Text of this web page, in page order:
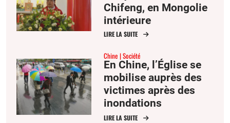
Chifeng, en Mongolie
intérieure
LIRE LA SUITE
Chine Société
En Chine, l’Église se
mobilise auprès des
victimes après des
inondations
dévastatrices
LIRE LA SUITE